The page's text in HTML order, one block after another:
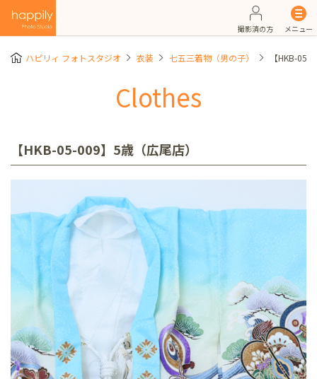
撮影済の方 メニュー
ハピリィ フォトスタジオ 衣装 七五三着物（男の子） 【HKB-
Clothes
【HKB-05-009】5歳（広尾店）